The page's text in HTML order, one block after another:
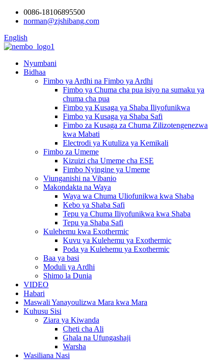
0086-18106895500
norman@zjshibang.com
English
Nyumbani
Bidhaa
Fimbo ya Ardhi na Fimbo ya Ardhi
Fimbo ya Chuma cha pua isiyo na sumaku ya
chuma cha pua
Fimbo ya Kusaga ya Shaba Iliyofunikwa
Fimbo ya Kusaga ya Shaba Safi
Fimbo za Kusaga za Chuma Zilizotengenezwa
kwa Mabati
Electrodi ya Kutuliza ya Kemikali
Fimbo za Umeme
Kizuizi cha Umeme cha ESE
Fimbo Nyingine ya Umeme
Viunganishi na Vibanio
Makondakta na Waya
Waya wa Chuma Uliofunikwa kwa Shaba
Kebo ya Shaba Safi
Tepu ya Chuma Iliyofunikwa kwa Shaba
Tepu ya Shaba Safi
Kulehemu kwa Exothermic
Kuvu ya Kulehemu ya Exothermic
Poda ya Kulehemu ya Exothermic
Baa ya basi
Moduli ya Ardhi
Shimo la Dunia
VIDEO
Habari
Maswali Yanayoulizwa Mara kwa Mara
Kuhusu Sisi
Ziara ya Kiwanda
Cheti cha Ali
Ghala na Ufungashaji
Warsha
Wasiliana Nasi